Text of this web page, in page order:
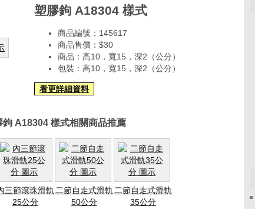
塑膠鉤 A18304 樣式
商品編號：145617
商品售價：$30
商品：高10，寬15，深2（公分）
包裝：高10，寬15，深2（公分）
看更詳細資料
鉤 A18304 樣式相關商品推薦
三節滾珠滑軌
25公分
二節自走式滑軌
50公分
二節自走式滑軌
35公分